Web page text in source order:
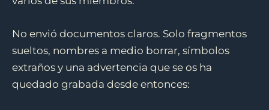
No envió documentos claros. Solo fragmentos
sueltos, nombres a medio borrar, símbolos
extraños y una advertencia que se os ha
quedado grabada desde entonces: